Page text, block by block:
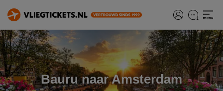
Bauru naar Amsterdam